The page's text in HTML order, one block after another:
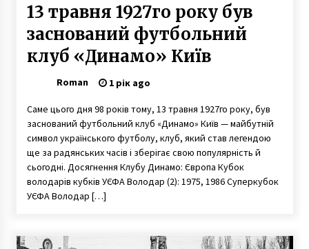
13 травня 1927го року був
заснований футбольний
клуб «Динамо» Київ
Roman 1 рік ago
Саме цього дня 98 років тому, 13 травня 1927го року, був
заснований футбольний клуб «Динамо» Київ — майбутній
символ українського футболу, клуб, який став легендою
ще за радянських часів і зберігає свою популярність й
сьогодні. Досягнення Клубу Динамо: Європа Кубок
володарів кубків УЄФА Володар (2): 1975, 1986 Суперкубок
УЄФА Володар […]